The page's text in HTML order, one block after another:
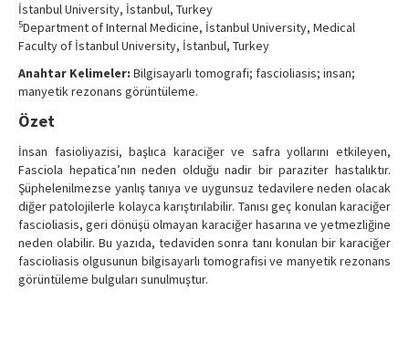
İstanbul University, İstanbul, Turkey
5Department of Internal Medicine, İstanbul University, Medical
Faculty of İstanbul University, İstanbul, Turkey
Anahtar Kelimeler: Bilgisayarlı tomografi; fascioliasis; insan;
manyetik rezonans görüntüleme.
Özet
İnsan fasioliyazisi, başlıca karaciğer ve safra yollarını etkileyen,
Fasciola hepatica’nın neden olduğu nadir bir paraziter hastalıktır.
Şüphelenilmezse yanlış tanıya ve uygunsuz tedavilere neden olacak
diğer patolojilerle kolayca karıştırılabilir. Tanısı geç konulan karaciğer
fascioliasis, geri dönüşü olmayan karaciğer hasarına ve yetmezliğine
neden olabilir. Bu yazıda, tedaviden sonra tanı konulan bir karaciğer
fascioliasis olgusunun bilgisayarlı tomografisi ve manyetik rezonans
görüntüleme bulguları sunulmuştur.